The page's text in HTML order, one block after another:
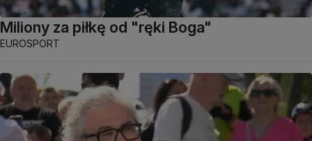
Miliony za piłkę od "ręki Boga"
EUROSPORT